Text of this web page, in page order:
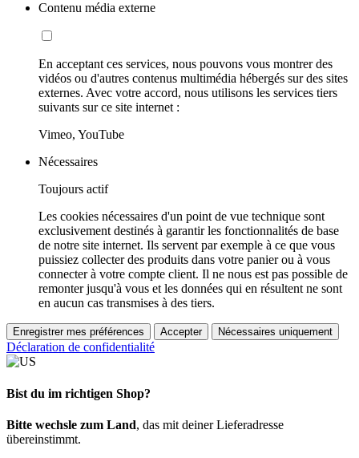
Contenu média externe
En acceptant ces services, nous pouvons vous montrer des
vidéos ou d'autres contenus multimédia hébergés sur des sites
externes. Avec votre accord, nous utilisons les services tiers
suivants sur ce site internet :
Vimeo, YouTube
Nécessaires
Toujours actif
Les cookies nécessaires d'un point de vue technique sont
exclusivement destinés à garantir les fonctionnalités de base
de notre site internet. Ils servent par exemple à ce que vous
puissiez collecter des produits dans votre panier ou à vous
connecter à votre compte client. Il ne nous est pas possible de
remonter jusqu'à vous et les données qui en résultent ne sont
en aucun cas transmises à des tiers.
Enregistrer mes préférences Accepter Nécessaires uniquement
Déclaration de confidentialité
Bist du im richtigen Shop?
Bitte wechsle zum Land, das mit deiner Lieferadresse
übereinstimmt.